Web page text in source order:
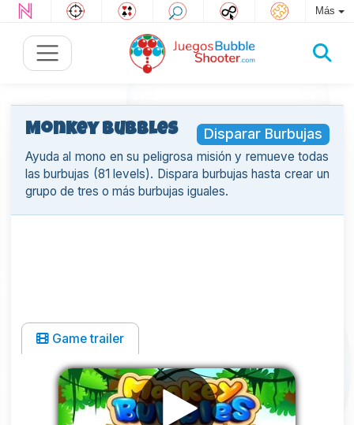
Más
Disparar Burbujas
Monkey Bubbles
Ayuda al mono en su peligrosa misión y remueve todas
las burbujas (81 levels). Dispara burbujas hasta crear un
grupo de tres o más burbujas iguales.
Game trailer